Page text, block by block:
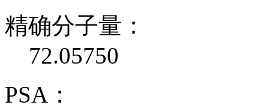
精确分子量：
72.05750
PSA：